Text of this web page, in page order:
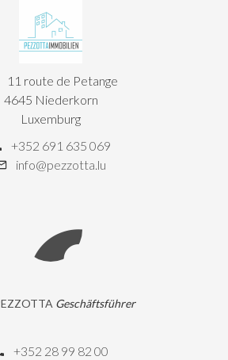
11 route de Petange
4645 Niederkorn
Luxemburg
+352 691 635 069
info@pezzotta.lu
Geschäftsführer
+352 28 99 82 00